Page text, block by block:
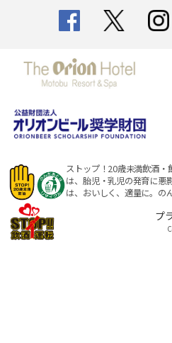
ストップ！20歳未満飲酒・
は、胎児・乳児の発育に悪
は、おいしく、適量に。の
プ